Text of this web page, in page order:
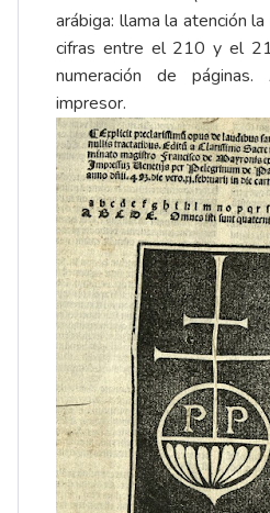
arábiga: llama la atención
cifras entre el 210 y el
numeración de
impresor.